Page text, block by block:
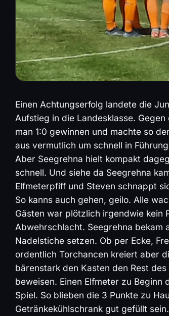
Einen Achtungserfolg landete die
Aufstieg in die Landesklasse.
man 1:0 gewinnen und machte so
aus vermutlich um schnell in
Aber Seegrehna hielt kompakt
schnell. Und siehe da Seegrehna
Elfmeterpfiff und Steven schnappt
So kanns auch gehen, geilo. Alle
Gästen war plötzlich irgendwie kein
Abwehrschlacht. Seegrehna bekam
Nadelstiche setzen. Ob per Ecke,
ordentlich Torchancen kreiert aber
bärenstark den Kasten den Rest
beweisen. Einen Elfmeter zu
Spiel. So blieben die 3 Punkte zu
Getränkekühlschrank gut gefüllt